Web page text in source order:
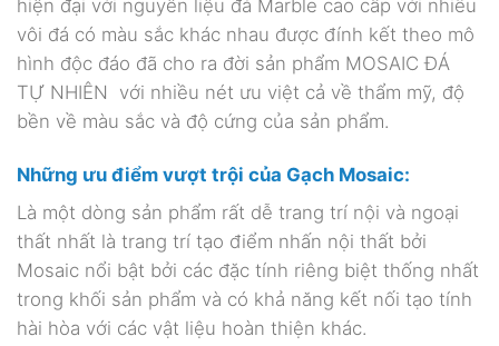
hiện đại với nguyên liệu đá Marble cao cấp với nhiều
vôi đá có màu sắc khác nhau được đính kết theo mô
hình độc đáo đã cho ra đời sản phẩm MOSAIC ĐÁ
TỰ NHIÊN với nhiều nét ưu việt cả về thẩm mỹ, độ
bền về màu sắc và độ cứng của sản phẩm.
Những ưu điểm vượt trội của Gạch Mosaic:
Là một dòng sản phẩm rất dễ trang trí nội và ngoại
thất nhất là trang trí tạo điểm nhấn nội thất bởi
Mosaic nổi bật bởi các đặc tính riêng biệt thống nhất
trong khối sản phẩm và có khả năng kết nối tạo tính
hài hòa với các vật liệu hoàn thiện khác.